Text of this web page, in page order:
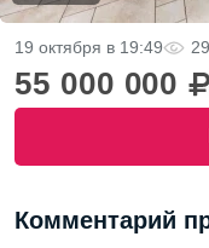
55 000 000
19 октября в 19:49
Комментарий